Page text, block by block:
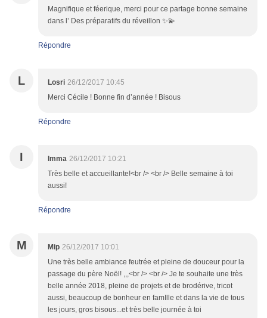
Magnifique et féerique, merci pour ce partage bonne semaine
dans l’ Des préparatifs du réveillon ✨💫
Répondre
L Losri 26/12/2017 10:45
Merci Cécile ! Bonne fin d’année ! Bisous
Répondre
I Imma 26/12/2017 10:21
Très belle et accueillante!<br /> <br /> Belle semaine à toi
aussi!
Répondre
M Mip 26/12/2017 10:01
Une très belle ambiance feutrée et pleine de douceur pour la
passage du père Noël! ,,,<br /> <br /> Je te souhaite une très
belle année 2018, pleine de projets et de brodérive, tricot
aussi, beaucoup de bonheur en famIlle et dans la vie de tous
les jours, gros bisous...et très belle journée à toi